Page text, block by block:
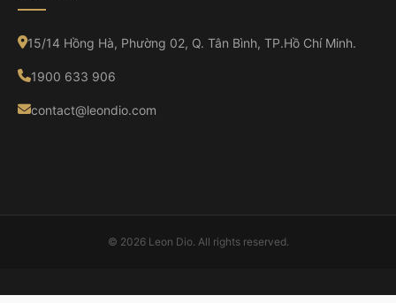
15/14 Hồng Hà, Phường 02, Q. Tân Bình, TP.Hồ Chí Minh.
1900 633 906
contact@leondio.com
© 2026 Leon Dio. All rights reserved.